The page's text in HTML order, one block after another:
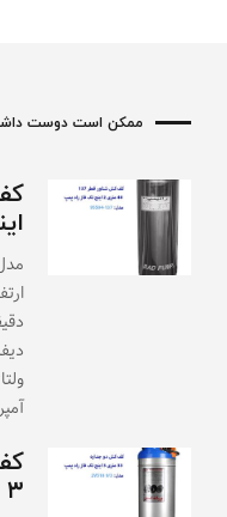
ممکن است دوست
آمپر: ۶٫۱
۳ اینچ راد پمپ